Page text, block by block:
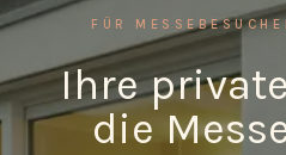
FÜR
Ihre
die